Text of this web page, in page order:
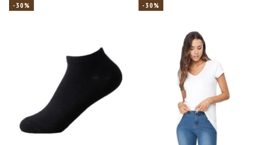
-30% -30%